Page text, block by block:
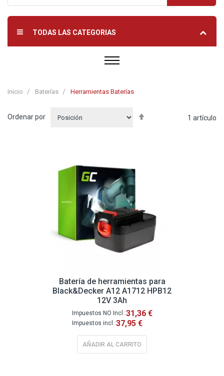
TODAS LAS CATEGORIAS
Inicio Baterías Herramientas Baterías
1 artículo
Ordenar por
Batería de herramientas para
Black&Decker A12 A1712 HPB12
12V 3Ah
37,95 €
31,36 €
AÑADIR AL CARRITO